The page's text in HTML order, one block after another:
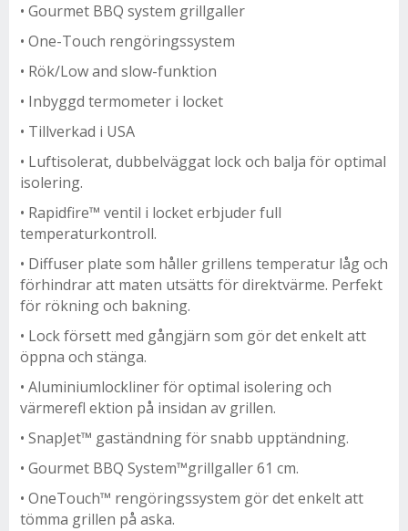
• Gourmet BBQ system grillgaller
• One-Touch rengöringssystem
• Rök/Low and slow-funktion
• Inbyggd termometer i locket
• Tillverkad i USA
• Luftisolerat, dubbelväggat lock och balja för optimal
isolering.
• Rapidfire™ ventil i locket erbjuder full
temperaturkontroll.
• Diffuser plate som håller grillens temperatur låg och
förhindrar att maten utsätts för direktvärme. Perfekt
för rökning och bakning.
• Lock försett med gångjärn som gör det enkelt att
öppna och stänga.
• Aluminiumlockliner för optimal isolering och
värmerefl ektion på insidan av grillen.
• SnapJet™ gaständning för snabb upptändning.
• Gourmet BBQ System™grillgaller 61 cm.
• OneTouch™ rengöringssystem gör det enkelt att
tömma grillen på aska.